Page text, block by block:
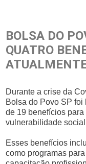
BOLSA DO
QUATRO
Durante a crise da
Bolsa do Povo SP
de 19 benefícios
vulnerabilidade
Esses benefícios
como programas